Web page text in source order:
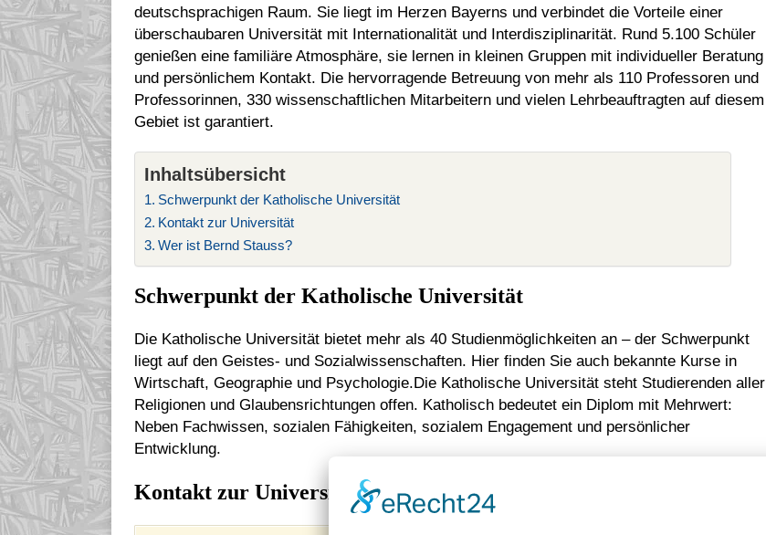
deutschsprachigen Raum. Sie liegt im Herzen Bayerns und verbindet die Vorteile einer
überschaubaren Universität mit Internationalität und Interdisziplinarität. Rund 5.100 Schüler
genießen eine familiäre Atmosphäre, sie lernen in kleinen Gruppen mit individueller Beratung
und persönlichem Kontakt. Die hervorragende Betreuung von mehr als 110 Professoren und
Professorinnen, 330 wissenschaftlichen Mitarbeitern und vielen Lehrbeauftragten auf diesem
Gebiet ist garantiert.
Inhaltsübersicht
Schwerpunkt der Katholische Universität
Kontakt zur Universität
Wer ist Bernd Stauss?
Schwerpunkt der Katholische Universität
Die Katholische Universität bietet mehr als 40 Studienmöglichkeiten an – der Schwerpunkt
liegt auf den Geistes- und Sozialwissenschaften. Hier finden Sie auch bekannte Kurse in
Wirtschaft, Geographie und Psychologie.Die Katholische Universität steht Studierenden aller
Religionen und Glaubensrichtungen offen. Katholisch bedeutet ein Diplom mit Mehrwert:
Neben Fachwissen, sozialen Fähigkeiten, sozialem Engagement und persönlicher
Entwicklung.
Kontakt zur Universität